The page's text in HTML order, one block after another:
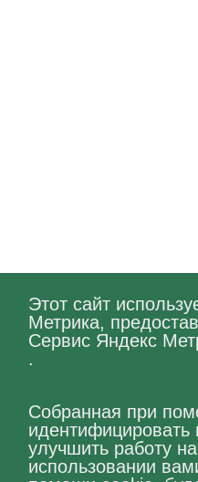
Этот сайт
Метрика,
Сервис Яндекс
.
Собранная при
улучшить работу
использовании